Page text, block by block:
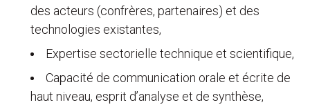
des acteurs (confrères, partenaires) et des
technologies existantes,
Expertise sectorielle technique et scientifique,
Capacité de communication orale et écrite de
haut niveau, esprit d’analyse et de synthèse,